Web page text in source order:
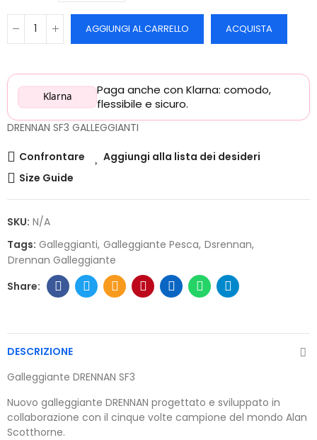
AGGIUNGI AL CARRELLO ACQUISTA
Klarna
Paga anche con Klarna: comodo,
flessibile e sicuro.
DRENNAN SF3 GALLEGGIANTI
Confrontare
Aggiungi alla lista dei desideri
Size Guide
SKU: N/A
Tags: Galleggianti Galleggiante Pesca Dsrennan
Drennan Galleggiante
DESCRIZIONE
Galleggiante DRENNAN SF3
Nuovo galleggiante DRENNAN progettato e sviluppato in
collaborazione con il cinque volte campione del mondo Alan
Scotthorne.